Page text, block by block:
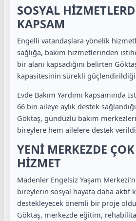
SOSYAL
KAPSAM
Engelli vatandaşlara yönelik
sağlığa, bakım hizmetlerinden
bir alanı kapsadığını belirten
kapasitesinin sürekli
Evde Bakım Yardımı kapsamında
66 bin aileye aylık destek
Göktaş, gündüzlü bakım
bireylere hem ailelere destek
YENİ MERKEZDE
HİZMET
Madenler Engelsiz Yaşam
bireylerin sosyal hayata daha aktif
destekleyecek önemli bir proje
Göktaş, merkezde eğitim,